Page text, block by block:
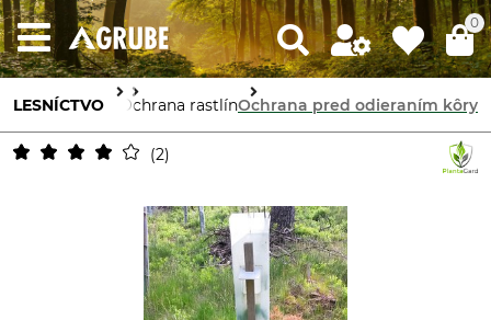
0
LESNÍCTVO
Ochrana lesa Ochrana rastlínOchrana pred odieraním kôry
2